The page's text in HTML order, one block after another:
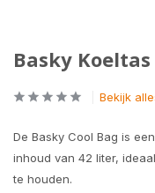
Basky Koeltas
Bekijk
De Basky Cool Bag is
inhoud van 42 liter,
te houden.